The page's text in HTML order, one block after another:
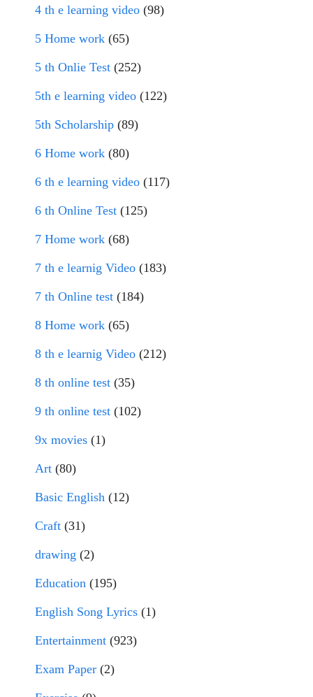
4 th e learning video (98)
5 Home work (65)
5 th Onlie Test (252)
5th e learning video (122)
5th Scholarship (89)
6 Home work (80)
6 th e learning video (117)
6 th Online Test (125)
7 Home work (68)
7 th e learnig Video (183)
7 th Online test (184)
8 Home work (65)
8 th e learnig Video (212)
8 th online test (35)
9 th online test (102)
9x movies (1)
Art (80)
Basic English (12)
Craft (31)
drawing (2)
Education (195)
English Song Lyrics (1)
Entertainment (923)
Exam Paper (2)